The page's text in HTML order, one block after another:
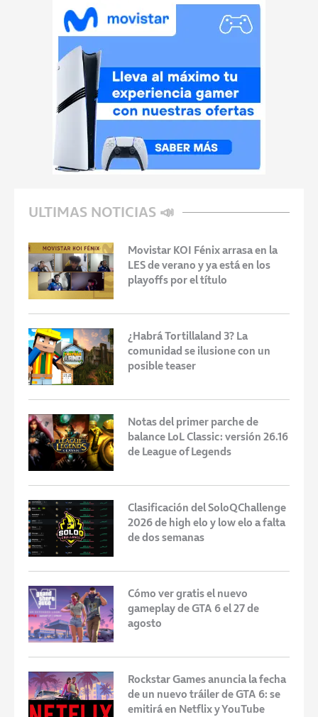
ULTIMAS NOTICIAS 📣
Movistar KOI Fénix arrasa en la
LES de verano y ya está en los
playoffs por el título
¿Habrá Tortillaland 3? La
comunidad se ilusione con un
posible teaser
Notas del primer parche de
balance LoL Classic: versión 26.16
de League of Legends
Clasificación del SoloQChallenge
2026 de high elo y low elo a falta
de dos semanas
Cómo ver gratis el nuevo
gameplay de GTA 6 el 27 de
agosto
Rockstar Games anuncia la fecha
de un nuevo tráiler de GTA 6: se
emitirá en Netflix y YouTube